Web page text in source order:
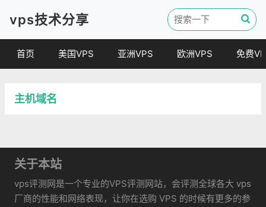
vps技术分享
首页 美国VPS 亚洲VPS 欧洲VPS 免费
主机域名
关于本站
vps评测网是一个专业的VPS评测网站，会评测全球各大 vps
厂商的性能和网络表现，让你在选购 VPS 的时候有更多的参